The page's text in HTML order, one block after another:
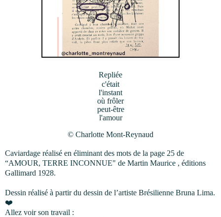
Repliée
c'était
l'instant
où frôler
peut-être
l'amour
© Charlotte Mont-Reynaud
Caviardage réalisé en éliminant des mots de la page 25 de
“AMOUR, TERRE INCONNUE" de Martin Maurice , éditions
Gallimard 1928.
Dessin réalisé à partir du dessin de l’artiste Brésilienne Bruna Lima.
❤
Allez voir son travail :